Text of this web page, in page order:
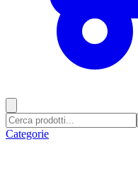
Categorie